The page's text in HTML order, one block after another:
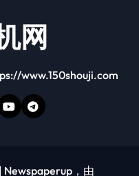
网
www.150shouji.com
| Newspaperup ，由